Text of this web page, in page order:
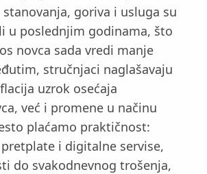
goriva i usluga su
u poslednjim godinama, što
novca sada vredi manje
stručnjaci naglašavaju
uzrok osećaja
već i promene u načinu
plaćamo praktičnost:
i digitalne servise,
do svakodnevnog trošenja,